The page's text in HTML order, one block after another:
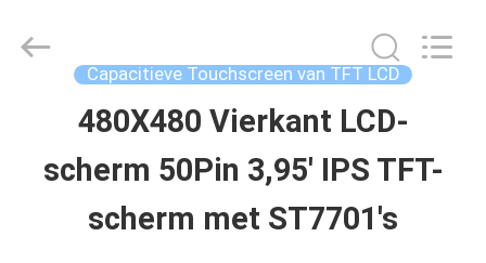
THUIS
PRODUCTEN
ChengHao
Capacitieve Touchscreen van TFT LCD
480X480 Vierkant LCD-
scherm 50Pin 3,95' IPS TFT-
scherm met ST7701's